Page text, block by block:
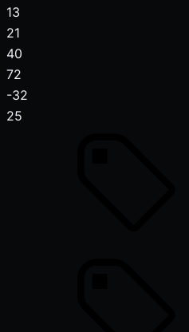
13
21
40
72
-32
25